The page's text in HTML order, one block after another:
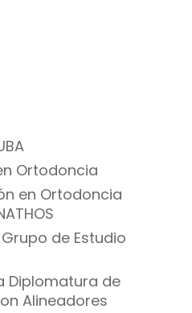
Ortodoncia
en Ortodoncia
de Estudio
Diplomatura de
Alineadores